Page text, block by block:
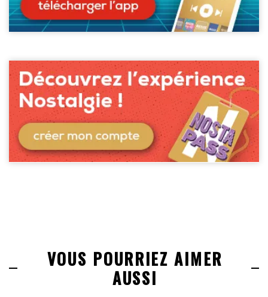
VOUS POURRIEZ AIMER
AUSSI